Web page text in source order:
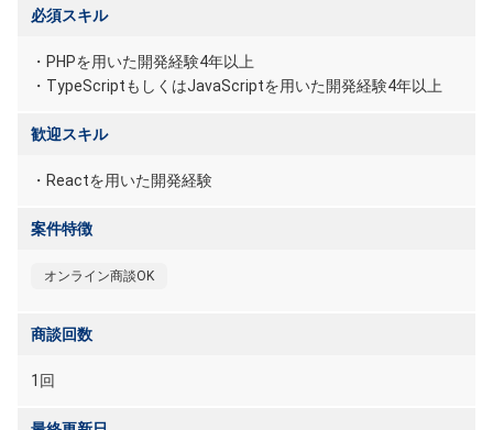
必須スキル
・PHPを用いた開発経験4年以上
・TypeScriptもしくはJavaScriptを用いた開発経験4年以上
歓迎スキル
・Reactを用いた開発経験
案件特徴
オンライン商談OK
商談回数
1回